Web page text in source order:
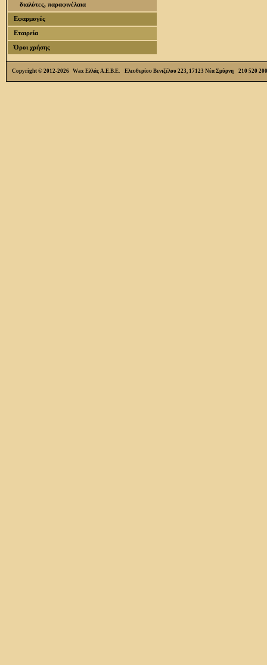
διαλύτες, παραφινέλαια
Εφαρμογές
Εταιρεία
Όροι χρήσης
Copyright © 2012-2026 Wax Ελλάς Α.Ε.Β.Ε. Ελευθερίου Βενιζέλου 223, 17123 Νέα Σμύρνη 210 520